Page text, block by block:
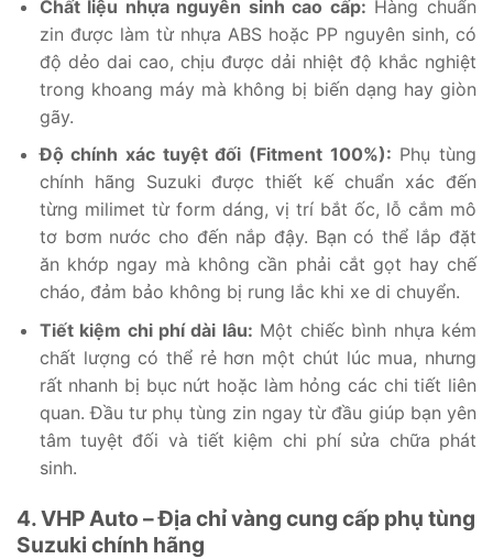
Chất liệu nhựa nguyên sinh cao cấp: Hàng chuẩn
zin được làm từ nhựa ABS hoặc PP nguyên sinh, có
độ dẻo dai cao, chịu được dải nhiệt độ khắc nghiệt
trong khoang máy mà không bị biến dạng hay giòn
gãy.
Độ chính xác tuyệt đối (Fitment 100%): Phụ tùng
chính hãng Suzuki được thiết kế chuẩn xác đến
từng milimet từ form dáng, vị trí bắt ốc, lỗ cắm mô
tơ bơm nước cho đến nắp đậy. Bạn có thể lắp đặt
ăn khớp ngay mà không cần phải cắt gọt hay chế
cháo, đảm bảo không bị rung lắc khi xe di chuyển.
Tiết kiệm chi phí dài lâu: Một chiếc bình nhựa kém
chất lượng có thể rẻ hơn một chút lúc mua, nhưng
rất nhanh bị bục nứt hoặc làm hỏng các chi tiết liên
quan. Đầu tư phụ tùng zin ngay từ đầu giúp bạn yên
tâm tuyệt đối và tiết kiệm chi phí sửa chữa phát
sinh.
4. VHP Auto – Địa chỉ vàng cung cấp phụ tùng
Suzuki chính hãng